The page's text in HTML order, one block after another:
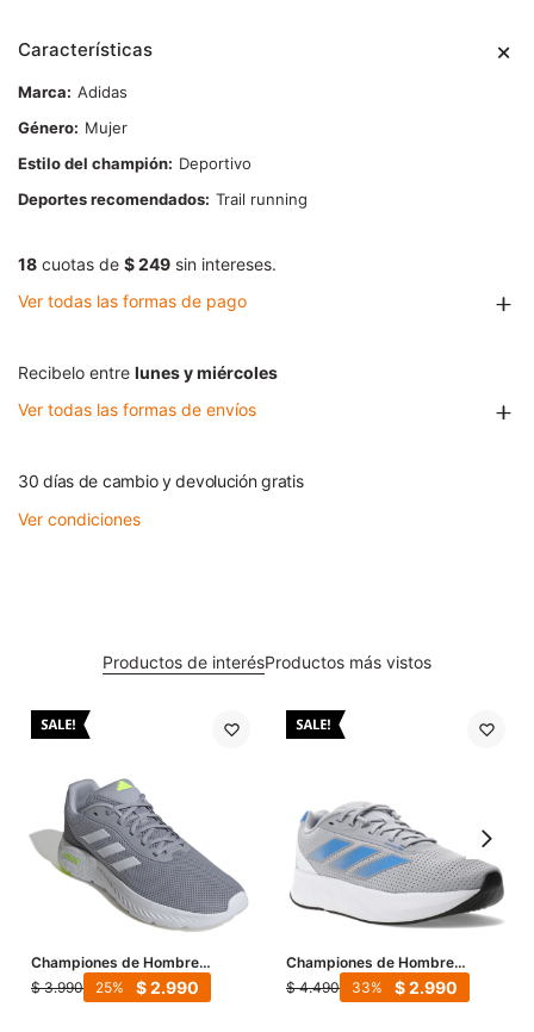
Características
Marca
Adidas
Género
Mujer
Estilo del champión
Deportivo
Deportes recomendados Trail running
18 cuotas de $ 249 sin intereses.
Ver todas las formas de pago
Recibelo entre lunes y miércoles
Ver todas las formas de envíos
30 días de cambio y devolución gratis
Ver condiciones
Productos de interésProductos más vistos
Championes de Hombre
Adidas Cloudfoam Move - Gris
- Blanco
$ 3.990 $2.990
25
Championes de Hombre
Adidas Duramo SL - Gris - Azul
Real - Blanco
$ 4.490 $2.990
33